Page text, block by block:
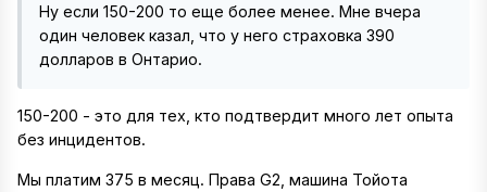
Ну если 150-200 то еще более менее. Мне вчера
один человек казал, что у него страховка 390
долларов в Онтарио.
150-200 - это для тех, кто подтвердит много лет опыта
без инцидентов.
Мы платим 375 в месяц. Права G2, машина Тойота